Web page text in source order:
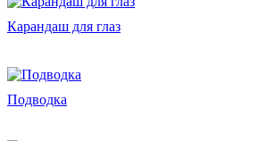
Карандаш для глаз
Подводка